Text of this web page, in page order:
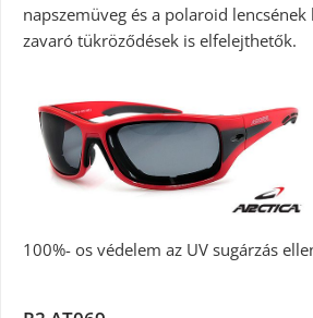
napszemüveg és a polaroid lencsének
zavaró tükröződések is elfelejthetők.
100%- os védelem az UV sugárzás